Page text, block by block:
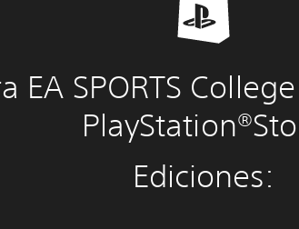
EA SPORTS
Ediciones: